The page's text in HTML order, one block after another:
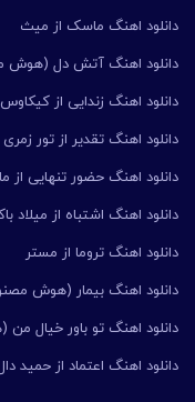
دانلود اهنگ ماسک از میث
دانلود اهنگ آتش دل (هوش
دانلود اهنگ زندایی از
دانلود اهنگ تقدیر از تور زمری
دانلود اهنگ حضور تنهایی از
دانلود اهنگ اشتباه از میلاد
دانلود اهنگ تروما از مستر
دانلود اهنگ بیمار (هوش
دانلود اهنگ تو باور خیال
دانلود اهنگ اعتماد از حمید